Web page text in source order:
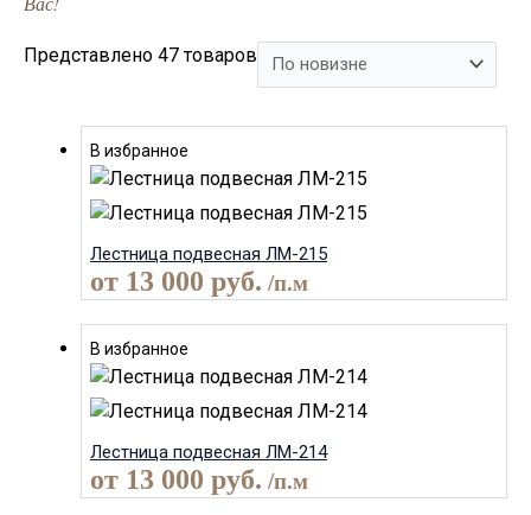
Представлено 47 товаров
В избранное
Лестница подвесная ЛМ-215
от 13 000 руб. /п.м
В избранное
Лестница подвесная ЛМ-214
от 13 000 руб. /п.м